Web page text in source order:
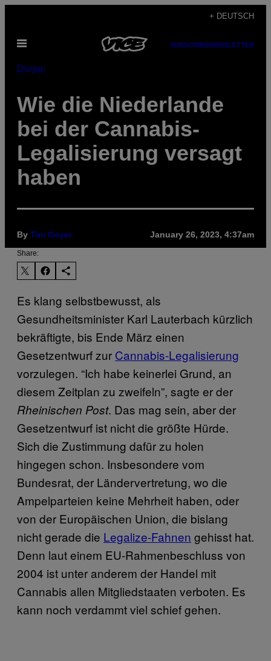
content
+ DEUTSCH
Open
SUBSCRIBENEWSLETTER
Drogen
Wie die Niederlande
bei der Cannabis-
Legalisierung versagt
haben
By Tim Geyer January 26, 2023, 4:37am
Share:
Es klang selbstbewusst, als
Gesundheitsminister Karl Lauterbach kürzlich
bekräftigte, bis Ende März einen
Gesetzentwurf zur Cannabis-Legalisierung
vorzulegen. “Ich habe keinerlei Grund, an
diesem Zeitplan zu zweifeln”, sagte er der
Rheinischen Post. Das mag sein, aber der
Gesetzentwurf ist nicht die größte Hürde.
Sich die Zustimmung dafür zu holen
hingegen schon. Insbesondere vom
Bundesrat, der Ländervertretung, wo die
Ampelparteien keine Mehrheit haben, oder
von der Europäischen Union, die bislang
nicht gerade die Legalize-Fahnen gehisst hat.
Denn laut einem EU-Rahmenbeschluss von
2004 ist unter anderem der Handel mit
Cannabis allen Mitgliedstaaten verboten. Es
kann noch verdammt viel schief gehen.